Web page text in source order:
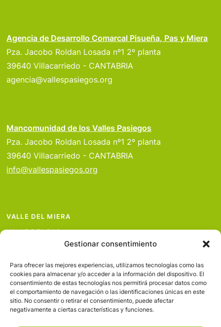
Gestionar consentimiento
Para ofrecer las mejores experiencias, utilizamos tecnologías como las
cookies para almacenar y/o acceder a la información del dispositivo. El
consentimiento de estas tecnologías nos permitirá procesar datos como
el comportamiento de navegación o las identificaciones únicas en este
sitio. No consentir o retirar el consentimiento, puede afectar
negativamente a ciertas características y funciones.
Agencia de Desarrollo Comarcal Pisueña, Pas y Miera
Pza. Jacobo Roldan Losada nº1 2º planta
39640 Villacarriedo - CANTABRIA
agencia@vallespasiegos.org
Mancomunidad de los Valles Pasiegos
Pza. Jacobo Roldan Losada nº1 2º planta
39640 Villacarriedo - CANTABRIA
info@vallespasiegos.org
VALLE DEL MIERA
VALLE DEL PAS
VALLE DEL PISUEÑA
PROYECTOS
SERVICIOS
AVISO LEGAL